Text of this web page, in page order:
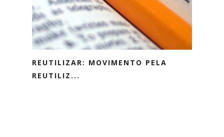
REUTILIZAR: MOVIMENTO PELA
REUTILIZ...